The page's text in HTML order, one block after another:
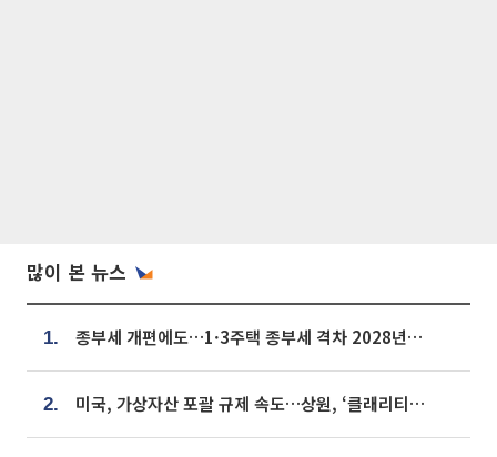
많이 본 뉴스
1. 종부세 개편에도…1·3주택 종부세 격차 2028년부터 확대
2. 미국, 가상자산 포괄 규제 속도…상원, ‘클래리티법’ 9월 절차투표 추진